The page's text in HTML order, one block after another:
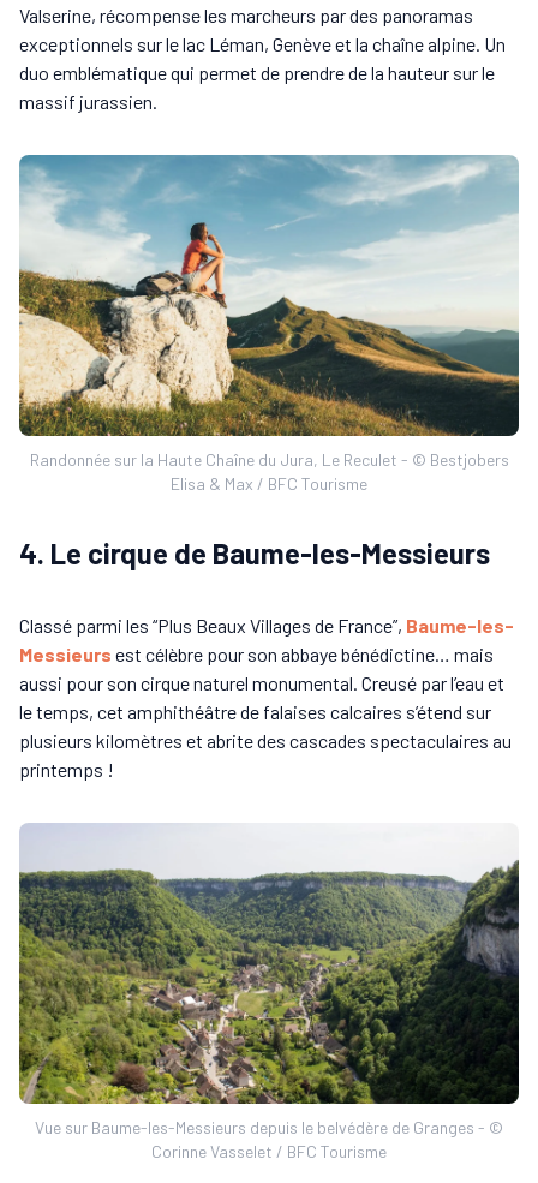
Valserine, récompense les marcheurs par des panoramas
exceptionnels sur le lac Léman, Genève et la chaîne alpine. Un
duo emblématique qui permet de prendre de la hauteur sur le
massif jurassien.
Randonnée sur la Haute Chaîne du Jura, Le Reculet - © Bestjobers
Elisa & Max / BFC Tourisme
4. Le cirque de Baume-les-Messieurs
Classé parmi les “Plus Beaux Villages de France”, Baume-les-
Messieurs est célèbre pour son abbaye bénédictine… mais
aussi pour son cirque naturel monumental. Creusé par l’eau et
le temps, cet amphithéâtre de falaises calcaires s’étend sur
plusieurs kilomètres et abrite des cascades spectaculaires au
printemps !
Vue sur Baume-les-Messieurs depuis le belvédère de Granges - ©
Corinne Vasselet / BFC Tourisme